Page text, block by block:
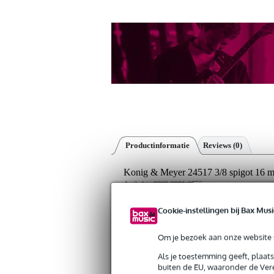
Cookie-instellingen bij Bax
Om je bezoek aan onze
Als je toestemming geeft,
buiten de EU, waaronder de
Productinformatie Reviews (0)
Konig & Meyer 24517 3/8 spigot 16
Artikelnr:9000-0081-2759